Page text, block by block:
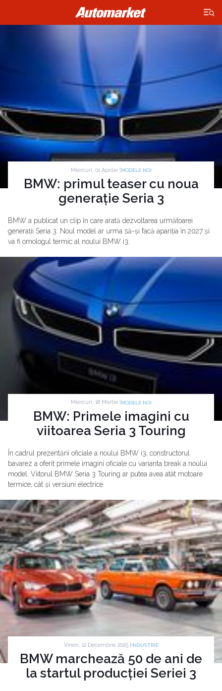
×
Miercuri, 01 Aprilie | MODELE NOI
BMW: primul teaser cu noua
generație Seria 3
BMW a publicat un clip în care arată dezvoltarea următoarei
generații Seria 3. Noul model ar urma să-și facă apariția în 2027 și
va fi omologul termic al noului BMW i3.
Miercuri, 18 Martie | MODELE NOI
BMW: Primele imagini cu
viitoarea Seria 3 Touring
În cadrul prezentării oficiale a noului BMW i3, constructorul
bavarez a oferit primele imagini oficiale cu varianta break a noului
model. Viitorul BMW Seria 3 Touring ar putea avea atât motoare
termice, cât și versiuni electrice.
Vineri, 12 Decembrie 2025 | INDUSTRIE
BMW marchează 50 de ani de
la startul producției Seriei 3